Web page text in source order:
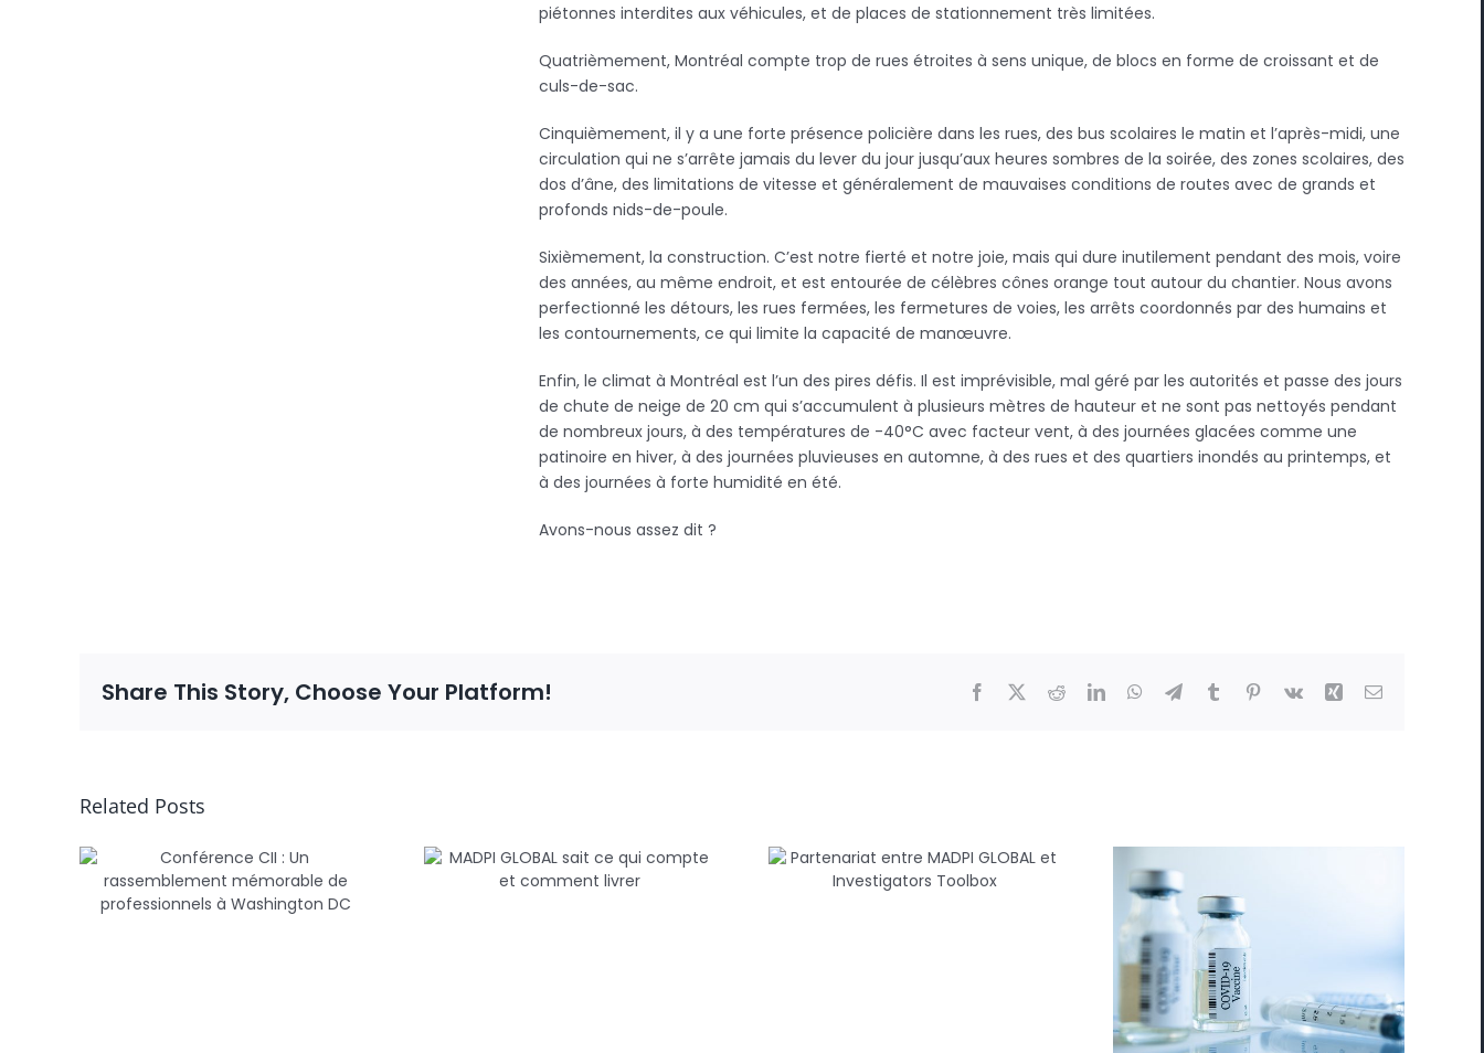
piétonnes interdites aux véhicules, et de places de stationnement très limitées.
Quatrièmement, Montréal compte trop de rues étroites à sens unique, de blocs en forme de croissant et de
culs-de-sac.
Cinquièmement, il y a une forte présence policière dans les rues, des bus scolaires le matin et l’après-midi, une
circulation qui ne s’arrête jamais du lever du jour jusqu’aux heures sombres de la soirée, des zones scolaires, des
dos d’âne, des limitations de vitesse et généralement de mauvaises conditions de routes avec de grands et
profonds nids-de-poule.
Sixièmement, la construction. C’est notre fierté et notre joie, mais qui dure inutilement pendant des mois, voire
des années, au même endroit, et est entourée de célèbres cônes orange tout autour du chantier. Nous avons
perfectionné les détours, les rues fermées, les fermetures de voies, les arrêts coordonnés par des humains et
les contournements, ce qui limite la capacité de manœuvre.
Enfin, le climat à Montréal est l’un des pires défis. Il est imprévisible, mal géré par les autorités et passe des jours
de chute de neige de 20 cm qui s’accumulent à plusieurs mètres de hauteur et ne sont pas nettoyés pendant
de nombreux jours, à des températures de -40°C avec facteur vent, à des journées glacées comme une
patinoire en hiver, à des journées pluvieuses en automne, à des rues et des quartiers inondés au printemps, et
à des journées à forte humidité en été.
Avons-nous assez dit ?
Share This Story, Choose Your Platform! Facebook RedditLinkedInWhatsApp
TelegramTumblr Pinterest
Vk Xing Email
Related Posts
Conférence CII : Un
rassemblement
mémorable de
MADPI GLOBAL sait
ce qui compte et
Partenariat entre
MADPI GLOBAL et
La police britannique
lance une enquête
majeure sur l’ARNM